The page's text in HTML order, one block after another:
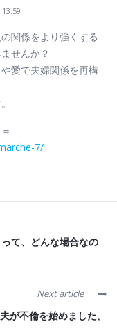
関係をより強くする
せんか？
愛で夫婦関係を再構
7/
て、どんな場合なの
Next article
が不倫を始めました。